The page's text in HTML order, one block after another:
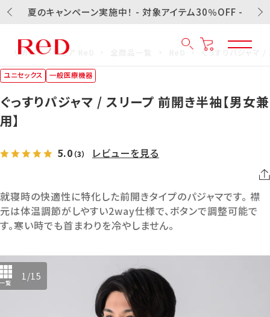
夏のキャンペーン実施中！ - 対象アイテム30％OFF -
リカバリーウェア ReD ぐっすりパジャマ
ユニセックス 一般医療機器
ぐっすりパジャマ / スリープ 前開き半袖【男女兼
用】
5.0 （3） レビューを見る
就寝時の快適性に特化した前開きタイプのパジャマです。 襟
元は体温調節がしやすい2way仕様で、ボタンで調整可能で
す。寒い時でも首まわりを冷やしません。
一覧
1/15